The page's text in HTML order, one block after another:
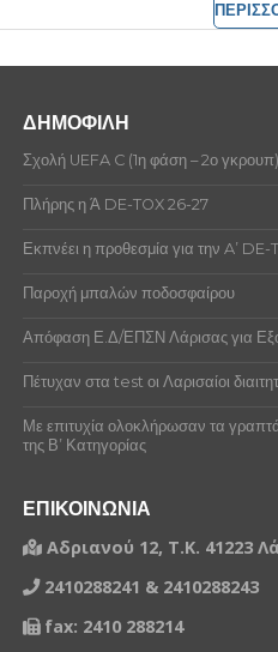
ΔΗΜΟΦΙΛΗ
Σχολή UEFA C (1η φάση – 2ο γκρουπ)
Πλήρης η Ά DE-TOX 26-27
Εκπνέει η προθεσμία για την A’ DE-
Παροχή μπαλών ποδοσφαίρου
Απόφαση Ε.Δ/ΕΠΣΝ Λάρισας για
Πέτυχαν στα test οι Λαρισαίοι
Με επιτυχία ολοκλήρωσαν τα γραπτά
της Β’ Κατηγορίας
ΕΠΙΚΟΙΝΩΝΙΑ
Αδριανού 12, Τ.Κ. 41223
2410288241 & 2410288243
fax: 2410 288214